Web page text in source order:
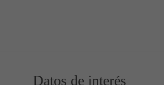
Datos de interés